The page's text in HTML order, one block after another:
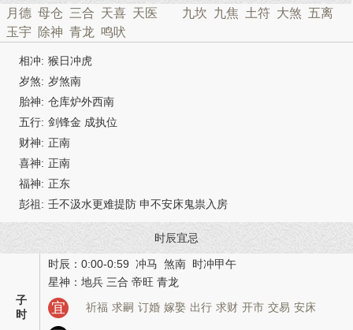
月德 母仓 三合 天喜 天医
玉宇
除神 青龙 鸣吠
九坎 九焦 土符 大煞 五离
相冲: 猴日冲虎
岁煞: 岁煞南
胎神: 仓库炉外西南
五行: 剑锋金 成执位
财神: 正南
喜神: 正南
福神: 正东
彭祖: 壬不汲水更难提防 申不安床鬼祟入房
时辰宜忌
子
时
时辰：0:00-0:59 冲马 煞南 时冲甲午
星神：地兵 三合 帝旺 青龙
宜 祈福 求嗣 订婚 嫁娶 出行 求财 开市 交易 安床